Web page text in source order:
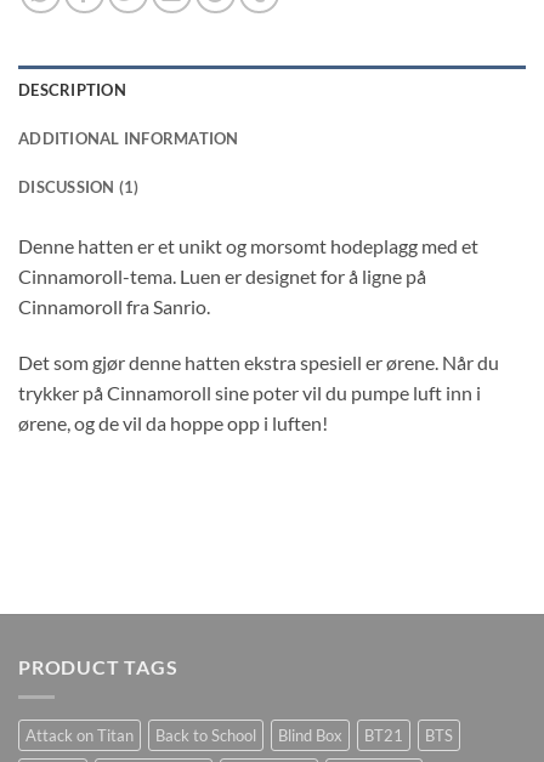
DESCRIPTION
ADDITIONAL INFORMATION
DISCUSSION (1)
Denne hatten er et unikt og morsomt hodeplagg med et
Cinnamoroll-tema. Luen er designet for å ligne på
Cinnamoroll fra Sanrio.
Det som gjør denne hatten ekstra spesiell er ørene. Når du
trykker på Cinnamoroll sine poter vil du pumpe luft inn i
ørene, og de vil da hoppe opp i luften!
PRODUCT TAGS
Attack on Titan Back to School Blind Box BT21
BTS